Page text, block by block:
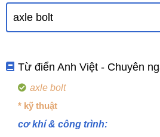
Từ điển Anh Việt - Chuyên
axle bolt
* kỹ thuật
cơ khí & công trình: